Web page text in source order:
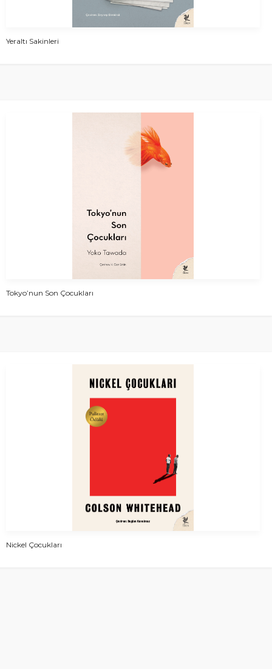
Yeraltı Sakinleri
Tokyo’nun Son Çocukları
Nickel Çocukları